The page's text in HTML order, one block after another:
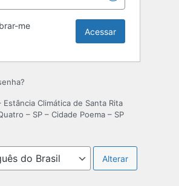
me
Climática de Santa Rita
– SP – Cidade Poema – SP